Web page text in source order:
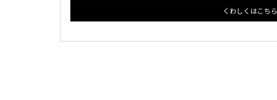
くわしくはこちら